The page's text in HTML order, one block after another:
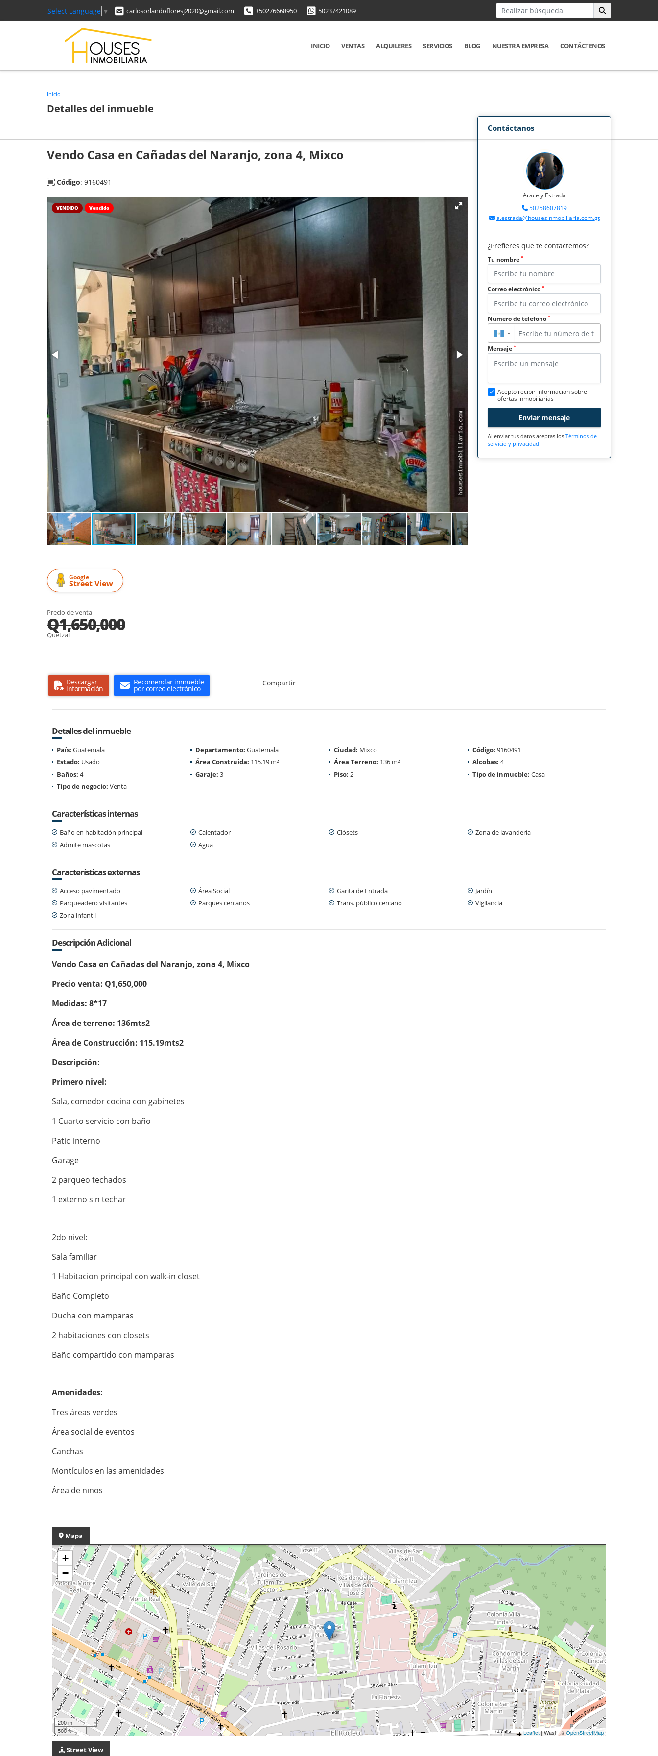
Select Language ▼ carlosorlandofloresj2020@gmail.com +50276668950 50237421089
INICIO VENTAS ALQUILERES SERVICIOS BLOG NUESTRA EMPRESA CONTÁCTENOS
Inicio
Detalles del inmueble
Vendo Casa en Cañadas del Naranjo, zona 4, Mixco
Código: 9160491
VENDIDO Vendido
Google
Street View
Precio de venta
Q1,650,000
Quetzal
Descargar
información
Recomendar inmueble
por correo electrónico
Compartir
Contáctanos
Aracely Estrada
50258607819
a.estrada@housesinmobiliaria.com.gt
¿Prefieres que te contactemos?
Tu nombre *
Correo electrónico *
Número de teléfono *
▼
Mensaje *
Acepto recibir información sobre
ofertas inmobiliarias
Enviar mensaje
Al enviar tus datos aceptas los Términos de
servicio y privacidad
Detalles del inmueble
País: Guatemala Departamento: Guatemala Ciudad: Mixco Código: 9160491
Estado: Usado Área Construida: 115.19 m² Área Terreno: 136 m² Alcobas: 4
Baños: 4 Garaje: 3 Piso: 2 Tipo de inmueble: Casa
Tipo de negocio: Venta
Características internas
Baño en habitación principal Calentador Clósets
Zona de lavandería
Admite mascotas
Agua
Características externas
Acceso pavimentado Área Social Garita de Entrada
Jardín
Parqueadero visitantes
Parques cercanos Trans. público cercano
Vigilancia
Zona infantil
Descripción Adicional
Vendo Casa en Cañadas del Naranjo, zona 4, Mixco
Precio venta: Q1,650,000
Medidas: 8*17
Área de terreno: 136mts2
Área de Construcción: 115.19mts2
Descripción:
Primero nivel:
Sala, comedor cocina con gabinetes
1 Cuarto servicio con baño
Patio interno
Garage
2 parqueo techados
1 externo sin techar
2do nivel:
Sala familiar
1 Habitacion principal con walk-in closet
Baño Completo
Ducha con mamparas
2 habitaciones con closets
Baño compartido con mamparas
Amenidades:
Tres áreas verdes
Área social de eventos
Canchas
Montículos en las amenidades
Área de niños
Mapa
+
−
200 m
500 ft
Leaflet| Wasi - ©OpenStreetMap
Street View